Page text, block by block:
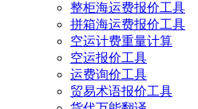
整柜海运费报价工具
拼箱海运费报价工具
空运计费重量计算
空运报价工具
运费询价工具
贸易术语报价工具